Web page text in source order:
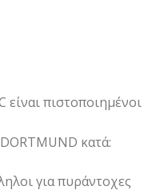
πιστοποιημένοι
κατά:
για πυράντοχες